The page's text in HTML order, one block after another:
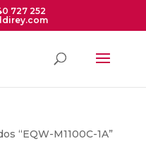
727 252
“EQW-M1100C-1A”